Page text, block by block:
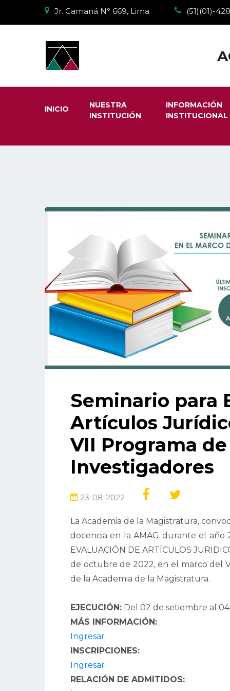
Jr. Camaná N° 669, Lima (51)(01)-
INICIO
NUESTRA
INSTITUCIÓN
INFORMACIÓN
INSTITUCIONAL
Seminario para
Artículos
VII Programa
Investigadores
23-08-2022
La Academia de la Magistratura,
docencia en la AMAG durante el año
EVALUACIÓN DE ARTÍCULOS
de octubre de 2022, en el marco del
de la Academia de la Magistratura.
EJECUCIÓN: Del 02 de setiembre al
MÁS INFORMACIÓN:
Ingresar
INSCRIPCIONES:
Ingresar
RELACIÓN DE ADMITIDOS: